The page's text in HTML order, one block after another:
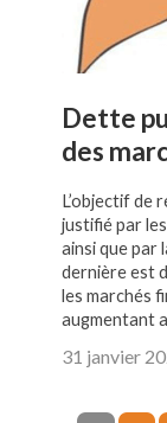
Dette
des
L’objectif de
justifié par
ainsi que par
dernière est
les marchés
augmentant
31 janvier